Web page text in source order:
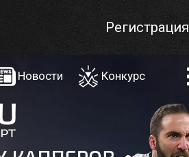
Регистрация
Новости Конкурс